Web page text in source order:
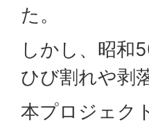
た。
しかし、昭和
ひび割れや剥
本プロジェク